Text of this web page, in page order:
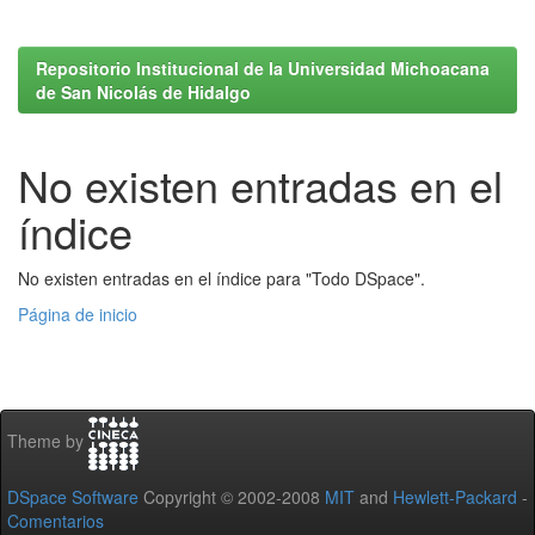
Repositorio Institucional de la Universidad Michoacana
de San Nicolás de Hidalgo
No existen entradas en el
índice
No existen entradas en el índice para "Todo DSpace".
Página de inicio
Theme by
DSpace Software Copyright © 2002-2008 MIT and Hewlett-Packard -
Comentarios